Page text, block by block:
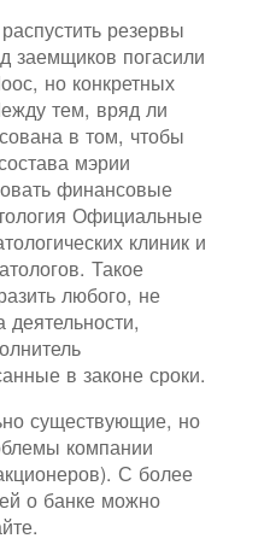
резервы
заемщиков погасили
но конкретных
тем, вряд ли
в том, чтобы
мэрии
финансовые
Официальные
клиник и
Такое
любого, не
в законе сроки.
существующие, но
компании
С более
о банке можно